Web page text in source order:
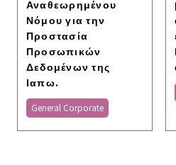
Αναθεωρημένου
Νόμου για την
Προστασία
Προσωπικών
Δεδομένων της
Ιαπω.
General Corporate